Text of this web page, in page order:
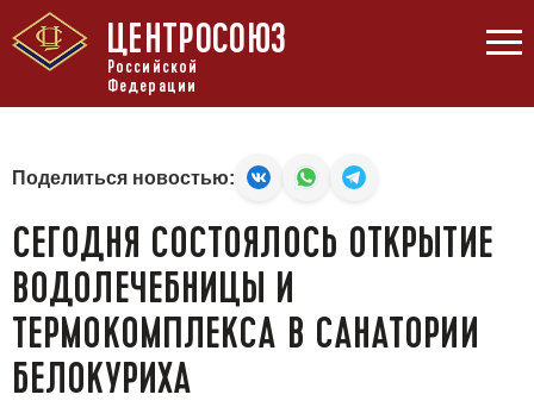
ЦЕНТРОСОЮЗ
Российской
Федерации
Поделиться новостью:
СЕГОДНЯ СОСТОЯЛОСЬ ОТКРЫТИЕ
ВОДОЛЕЧЕБНИЦЫ И
ТЕРМОКОМПЛЕКСА В САНАТОРИИ
БЕЛОКУРИХА